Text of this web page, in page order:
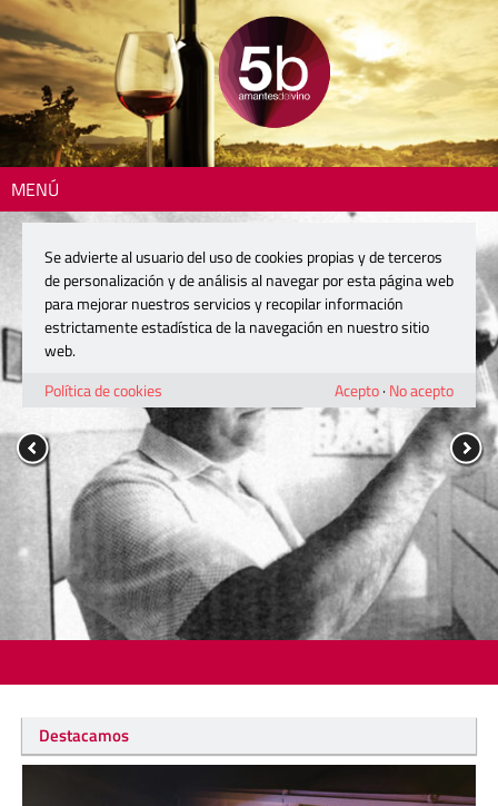
MENÚ
Destacamos
Se advierte al usuario del uso de cookies propias y de terceros
de personalización y de análisis al navegar por esta página web
para mejorar nuestros servicios y recopilar información
estrictamente estadística de la navegación en nuestro sitio
web.
Política de cookies
Acepto· No acepto